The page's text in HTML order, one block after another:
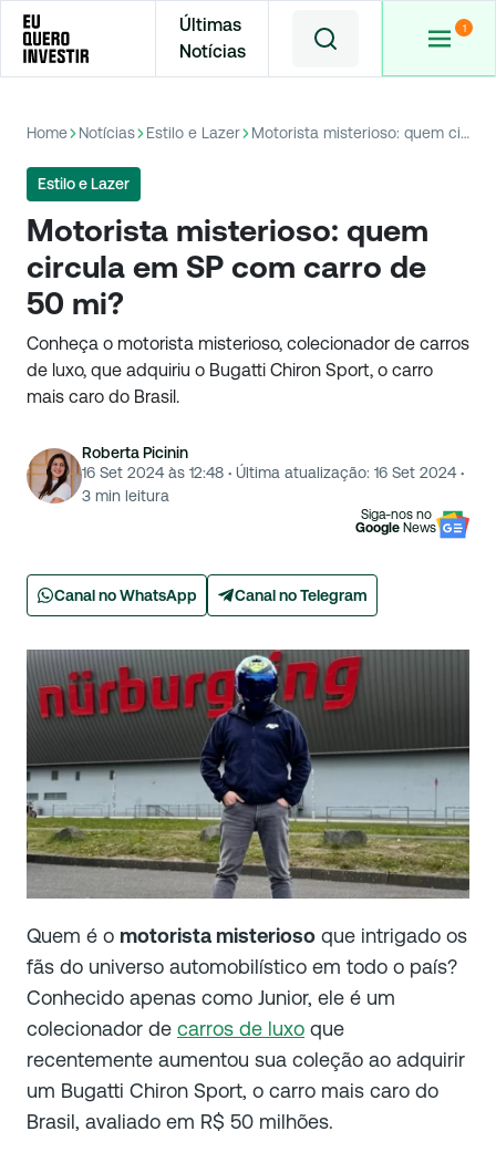
Últimas
Notícias
Home Notícias Estilo e Lazer Motorista misterioso: quem circula em SP com carro de 50 mi?
Estilo e Lazer
Motorista misterioso: quem
circula em SP com carro de
50 mi?
Conheça o motorista misterioso, colecionador de carros
de luxo, que adquiriu o Bugatti Chiron Sport, o carro
mais caro do Brasil.
Roberta Picinin
16 Set 2024 às 12:48 · Última atualização: 16 Set 2024 ·
3 min leitura
Siga-nos no
Google News
Canal no WhatsApp Canal no Telegram
Quem é o motorista misterioso que intrigado os
fãs do universo automobilístico em todo o país?
Conhecido apenas como Junior, ele é um
colecionador de carros de luxo que
recentemente aumentou sua coleção ao adquirir
um Bugatti Chiron Sport, o carro mais caro do
Brasil, avaliado em R$ 50 milhões.